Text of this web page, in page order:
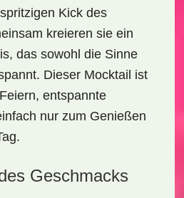
Kick des
kreieren sie ein
das sowohl die Sinne
Dieser Mocktail ist
entspannte
nur zum Genießen
Geschmacks